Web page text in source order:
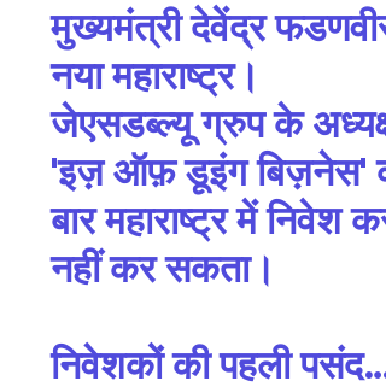
मुख्यमंत्री देवेंद्र
नया महाराष्ट्र।
जेएसडब्ल्यू ग्रुप के
'इज़ ऑफ़ डूइंग बिज़नेस'
बार महाराष्ट्र में निवेश
नहीं कर सकता।
निवेशकों की पहली